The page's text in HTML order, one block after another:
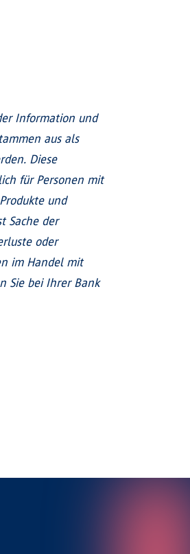
Information und
aus als
Diese
für Personen mit
und
Sache der
oder
im Handel mit
Sie bei Ihrer Bank